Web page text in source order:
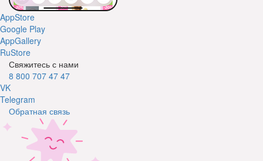
AppStore
Google Play
AppGallery
RuStore
Свяжитесь с нами
8 800 707 47 47
VK
Telegram
Обратная связь